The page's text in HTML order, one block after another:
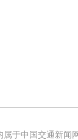
属于中国交通新闻